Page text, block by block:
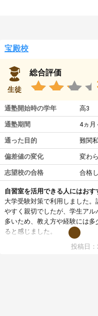
宝殿校
生徒
総合評価
通塾開始時の学年 高3
通塾期間 4ヵ月
通った目的 難関
偏差値の変化 変わ
志望校の合格 合格
自習室を活用できる人にはおす
大学受験対策で利用しました。
やすく親切でしたが、学生アル
多いため、教え方や経験には多
ると感じました。
授業はホワイトボードを使っ
教室全体としては小学生や中
投稿日：